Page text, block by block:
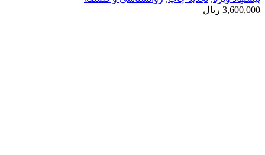
3,600,000 ریال